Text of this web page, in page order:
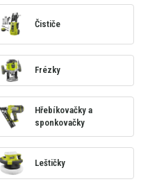
Čističe
Frézky
Hřebíkovačky a
sponkovačky
Leštičky